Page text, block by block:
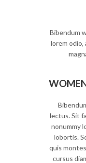
Bibendum
lorem odio,
lectus. Sit
nonummy
lobortis.
quis
cursus